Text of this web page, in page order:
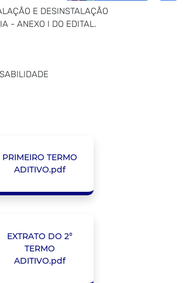
E DESINSTALAÇÃO
- ANEXO I DO EDITAL.
PRIMEIRO TERMO
ADITIVO.pdf
EXTRATO DO 2°
TERMO
ADITIVO.pdf